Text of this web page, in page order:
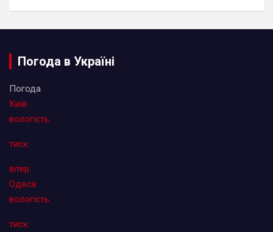
Погода в Україні
Погода
Київ
вологість:
тиск:
вітер:
Одеса
вологість:
тиск: